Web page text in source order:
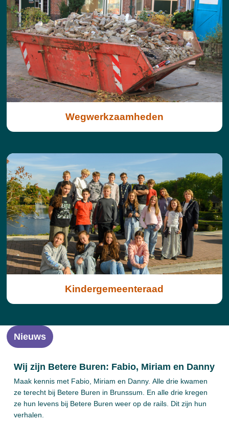
Wegwerkzaamheden
Kindergemeenteraad
Nieuws
Wij zijn Betere Buren: Fabio, Miriam en Danny
Maak kennis met Fabio, Miriam en Danny. Alle drie kwamen
ze terecht bij Betere Buren in Brunssum. En alle drie kregen
ze hun levens bij Betere Buren weer op de rails. Dit zijn hun
verhalen.